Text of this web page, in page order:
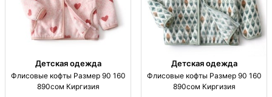
Детская одежда
Флисовые кофты Размер 90 160
890сом Киргизия
Детская одежда
Флисовые кофты Размер 90 160
890сом Киргизия